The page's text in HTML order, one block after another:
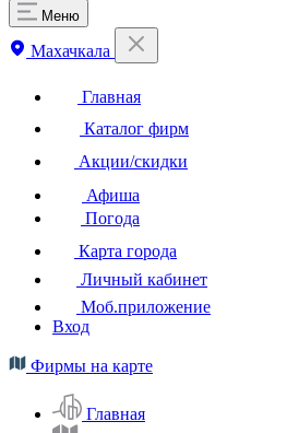
Меню
Махачкала
Главная
Каталог фирм
Акции/скидки
Афиша
Погода
Карта города
Личный кабинет
Моб.приложение
Вход
Фирмы на карте
Главная